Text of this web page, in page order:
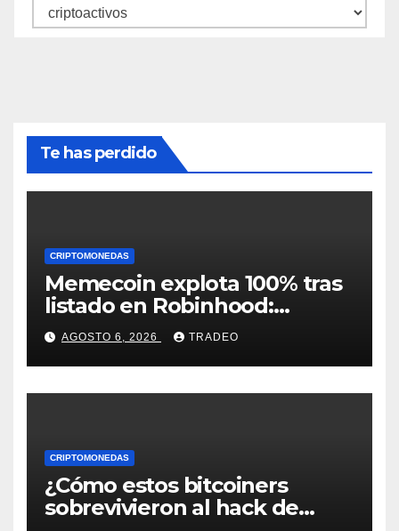
Categorías
Te has perdido
CRIPTOMONEDAS
Memecoin explota 100% tras
listado en Robinhood:
conoce los detalles
AGOSTO 6, 2026 TRADEO
CRIPTOMONEDAS
¿Cómo estos bitcoiners
sobrevivieron al hack de